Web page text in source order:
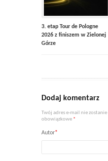
3. etap Tour de Pologne
2026 z finiszem w Zielonej
Górze
Dodaj komentarz
Twój adres e-mail nie
obowiązkowe *
Autor*